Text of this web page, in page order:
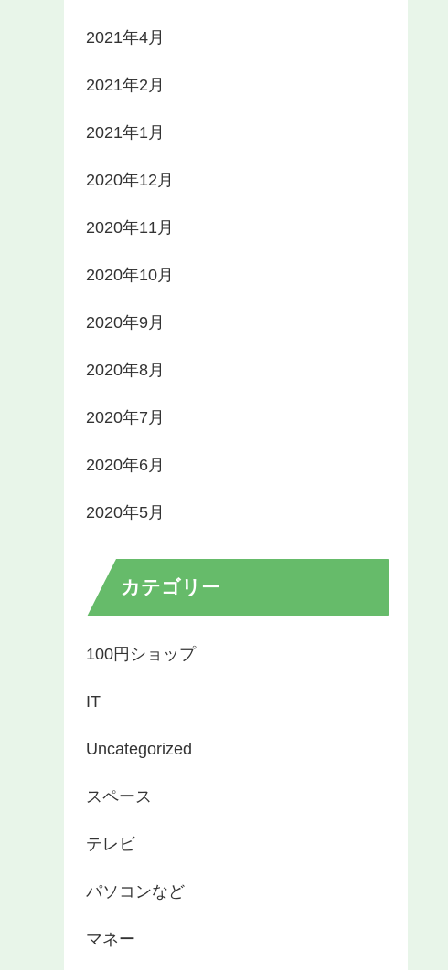
2021年4月
2021年2月
2021年1月
2020年12月
2020年11月
2020年10月
2020年9月
2020年8月
2020年7月
2020年6月
2020年5月
カテゴリー
100円ショップ
IT
Uncategorized
スペース
テレビ
パソコンなど
マネー